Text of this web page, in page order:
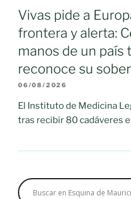
Vivas pide a
frontera y alerta:
manos de un país
reconoce su
06/08/2026
El Instituto de Medicina
tras recibir 80 cadáveres